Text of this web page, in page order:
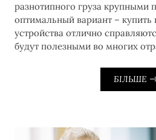
разнотипного груза крупными
оптимальный вариант –
устройства отлично
будут полезными во многих
БІЛЬШЕ